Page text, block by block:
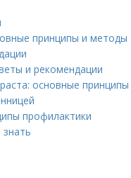
принципы и методы
и рекомендации
основные принципы
профилактики